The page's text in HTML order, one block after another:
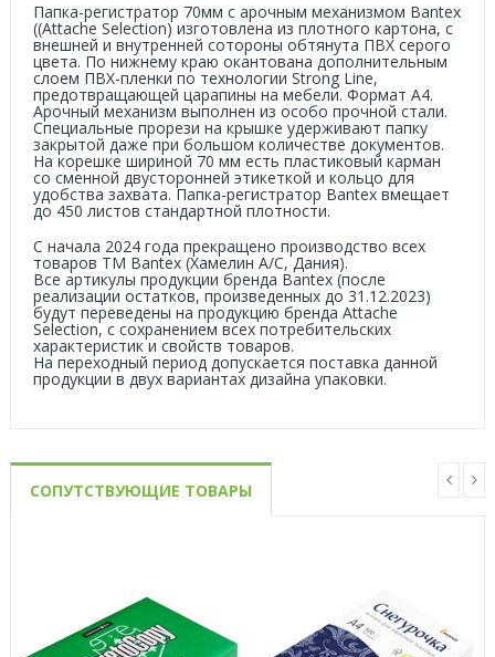
Папка-регистратор 70мм с арочным механизмом Bantex
((Attache Selection) изготовлена из плотного картона, с
внешней и внутренней сотороны обтянута ПВХ серого
цвета. По нижнему краю окантована дополнительным
слоем ПВХ-пленки по технологии Strong Line,
предотвращающей царапины на мебели. Формат А4.
Арочный механизм выполнен из особо прочной стали.
Специальные прорези на крышке удерживают папку
закрытой даже при большом количестве документов.
На корешке шириной 70 мм есть пластиковый карман
со сменной двусторонней этикеткой и кольцо для
удобства захвата. Папка-регистратор Bantex вмещает
до 450 листов стандартной плотности.
С начала 2024 года прекращено производство всех
товаров ТМ Bantex (Хамелин А/С, Дания).
Все артикулы продукции бренда Bantex (после
реализации остатков, произведенных до 31.12.2023)
будут переведены на продукцию бренда Attache
Selection, с сохранением всех потребительских
характеристик и свойств товаров.
На переходный период допускается поставка данной
продукции в двух вариантах дизайна упаковки.
СОПУТСТВУЮЩИЕ ТОВАРЫ